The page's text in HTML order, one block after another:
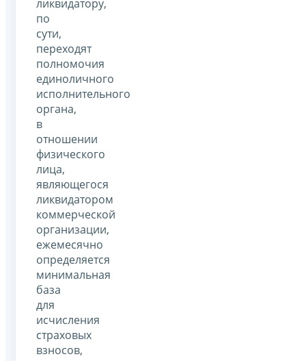
ликвидатору,
по
сути,
переходят
полномочия
единоличного
исполнительного
органа,
в
отношении
физического
лица,
являющегося
ликвидатором
коммерческой
организации,
ежемесячно
определяется
минимальная
база
для
исчисления
страховых
взносов,